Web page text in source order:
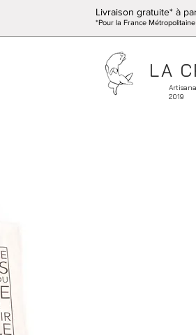
Livraison gratuite* à
*Pour la France Métropolitaine
LA
2019